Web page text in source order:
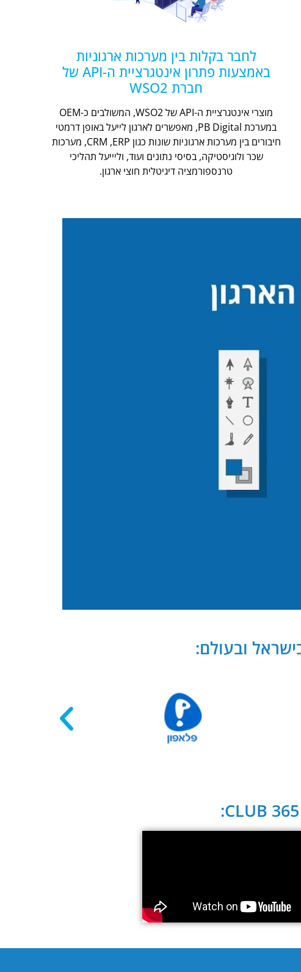
לחבר בקלות בין מערכות ארגוניות
באמצעות פתרון אינטגרציית ה-API של
חברת WSO2
מוצרי אינטגרציית ה-API של WSO2, המשולבים כ-OEM
במערכת PB Digital, מאפשרים לארגון לייעל באופן דרמטי
חיבורים בין מערכות ארגוניות שונות כגון CRM ,ERP, מערכות
שכר ולוגיסטיקה, בסיסי נתונים ועוד, וליייעל תהליכי
טרנספורמציה דיגיטלית חוצי ארגון.